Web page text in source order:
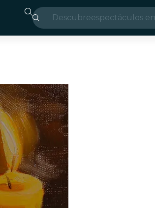
Descubreespectáculos